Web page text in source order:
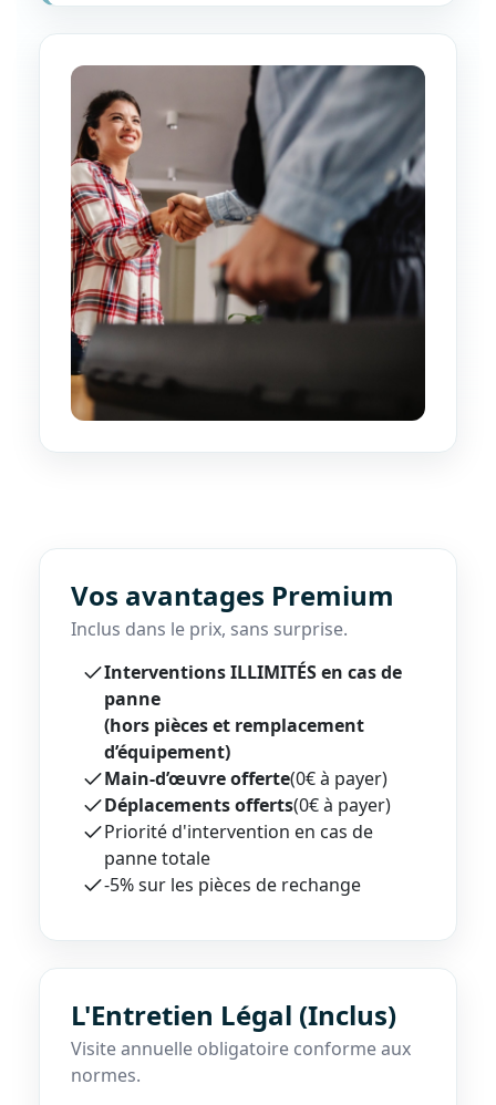
Vos avantages Premium
Inclus dans le prix, sans surprise.
Interventions ILLIMITÉS en cas de
panne
(hors pièces et remplacement
d’équipement)
Main-d’œuvre offerte(0€ à payer)
Déplacements offerts(0€ à payer)
Priorité d'intervention en cas de
panne totale
-5% sur les pièces de rechange
L'Entretien Légal (Inclus)
Visite annuelle obligatoire conforme aux
normes.